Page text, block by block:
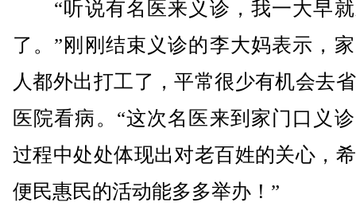
“听说有名医来义诊，我一大早就
了。”刚刚结束义诊的李大妈表示，
人都外出打工了，平常很少有机会去
医院看病。“这次名医来到家门口义
过程中处处体现出对老百姓的关心，
便民惠民的活动能多多举办！”